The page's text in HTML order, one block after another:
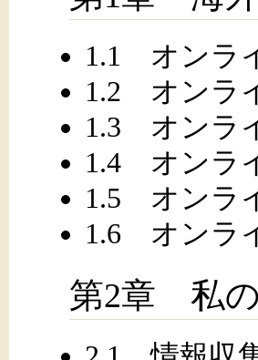
1.1 オンラ
1.2 オンラ
1.3 オンラ
1.4 オンラ
1.5 オンラ
1.6 オンラ
第2章 私の